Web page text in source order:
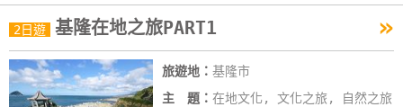
合
作
提
案
2日遊 基隆在地之旅PART1 »
旅遊地： 基隆市
主 題： 在地文化, 文化之旅, 自然之旅